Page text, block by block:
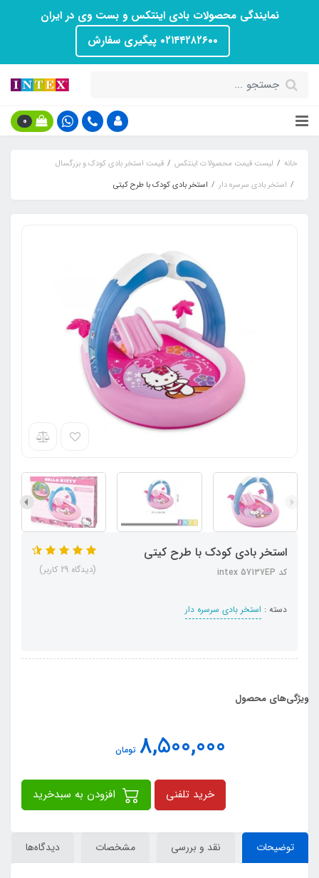
نمایندگی محصولات بادی اینتکس و بست وی در ایران
۰۲۱۴۴۲۸۲۶۰۰ پیگیری سفارش
0
خانه لیست قیمت محصولات اینتکس
قیمت استخر بادی کودک و بزرگسال
استخر بادی سرسره دار
استخر بادی کودک با طرح کیتی
استخر بادی کودک با طرح کیتی
کد intex 57137EP
دسته : استخر بادی سرسره دار
(دیدگاه 29 کاربر)
ویژگی‌های محصول
8,500,000 تومان
خرید تلفنی
توضیحات نقد و بررسی مشخصات دیدگاه‌ها